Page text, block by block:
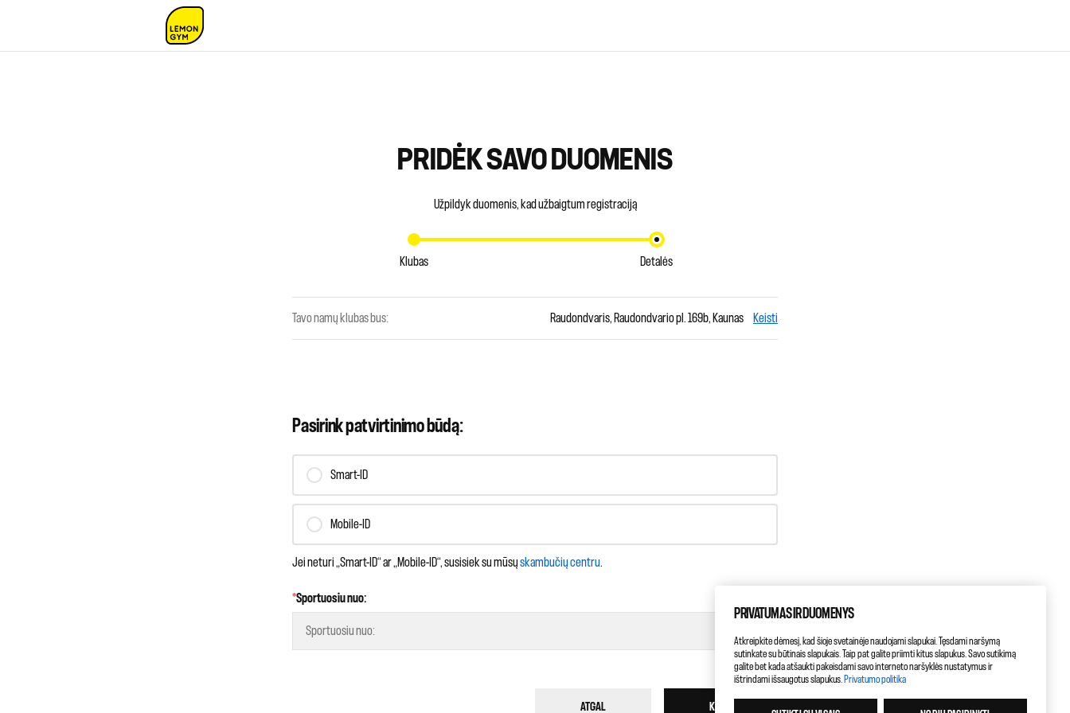
PRIDĖK SAVO DUOMENIS
Užpildyk duomenis, kad užbaigtum registraciją
Klubas Detalės
Tavo namų klubas bus: Raudondvaris, Raudondvario pl. 169b, Kaunas Keisti
Pasirink patvirtinimo būdą:
Smart-ID
Mobile-ID
Jei neturi „Smart-ID“ ar „Mobile-ID“, susisiek su mūsųskambučių centru.
*Sportuosiu nuo:
ATGAL KITAS
PRIVATUMAS IR DUOMENYS
Atkreipkite dėmesį, kad šioje svetainėje naudojami slapukai. Tęsdami naršymą
sutinkate su būtinais slapukais. Taip pat galite priimti kitus slapukus. Savo sutikimą
galite bet kada atšaukti pakeisdami savo interneto naršyklės nustatymus ir
ištrindami išsaugotus slapukus. Privatumo politika